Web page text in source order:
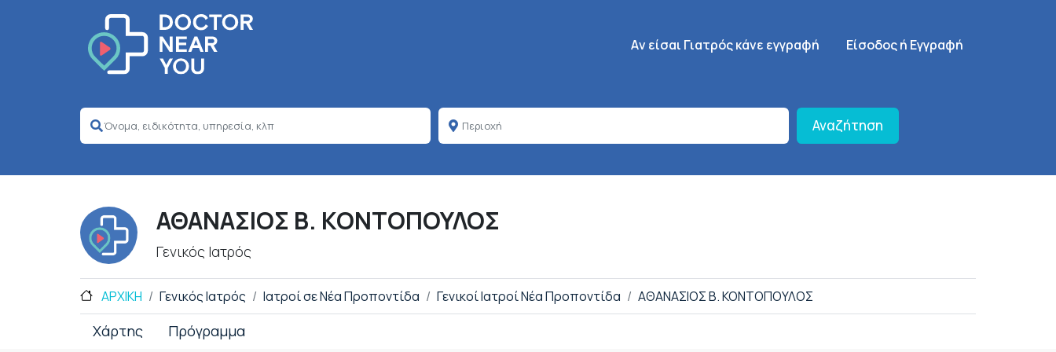
Κεντρική πλοήγηση
Aν είσαι Γιατρός κάνε εγγραφή SignUp Menu
Είσοδος ή Εγγραφή
Αναζήτηση
ΑΘΑΝΑΣΙΟΣ Β. ΚΟΝΤΟΠΟΥΛΟΣ
Γενικός Ιατρός
ΑΡΧΙΚΗ Γενικός Ιατρός Ιατροί σε Νέα Προποντίδα Γενικοί Ιατροί Νέα Προποντίδα ΑΘΑΝΑΣΙΟΣ Β. ΚΟΝΤΟΠΟΥΛΟΣ
Χάρτης Πρόγραμμα